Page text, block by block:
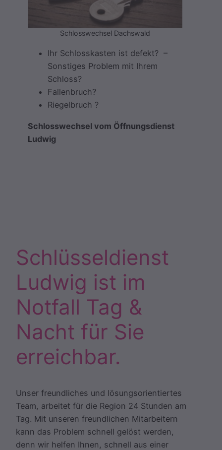
Schlosswechsel Dachswald
Ihr Schlosskasten ist defekt? –
Sonstiges Problem mit Ihrem
Schloss?
Fallenbruch?
Riegelbruch ?
Schlosswechsel vom Öffnungsdienst
Ludwig
Schlüsseldienst
Ludwig ist im
Notfall Tag &
Nacht für Sie
erreichbar.
Unser freundliches und lösungsorientiertes
Team, arbeitet für die Region 24 Stunden am
Tag. Mit unseren freundlichen Mitarbeitern
kann das Problem schnell gelöst werden,
denn wir helfen Ihnen, schnell aus einer